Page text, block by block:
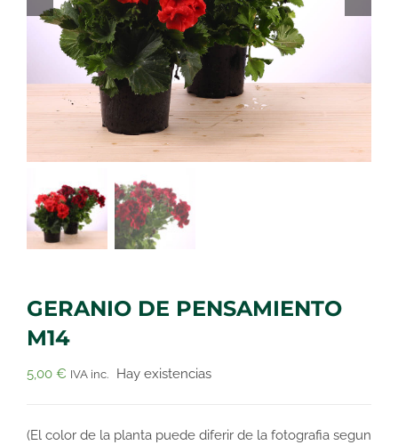
GERANIO DE PENSAMIENTO
M14
5,00 € IVA inc. Hay existencias
(El color de la planta puede diferir de la fotografia segun